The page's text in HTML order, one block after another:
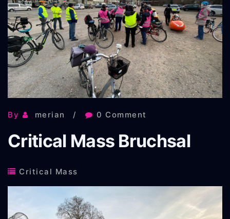
By merian 0 Comment
Critical Mass Bruchsal
Critical Mass